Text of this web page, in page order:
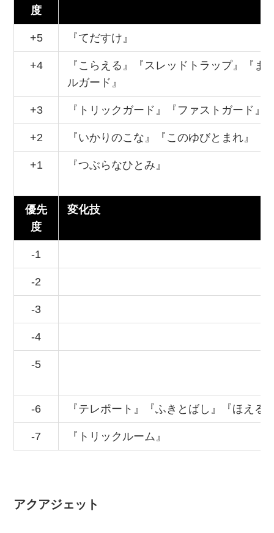
度
+5 『てだすけ』
+4
『こらえる』『スレッドトラップ』『
ルガード』
+3 『トリックガード』『ファストガード』
+2 『いかりのこな』『このゆびとまれ』『
+1 『つぶらなひとみ』
優先
度
変化技
-1
-2
-3
-4
-5
-6 『テレポート』『ふきとばし』『ほえる
-7 『トリックルーム』
アクアジェット